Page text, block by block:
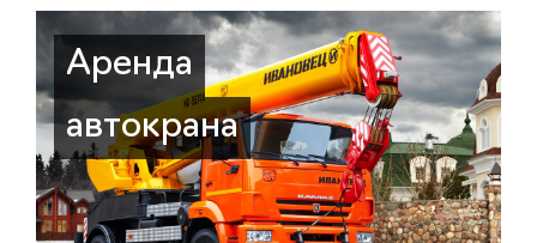
Аренда
автокрана